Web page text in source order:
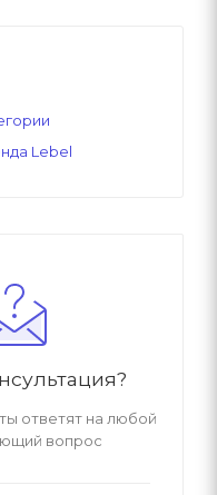
Lebel
ответят на любой
вопрос